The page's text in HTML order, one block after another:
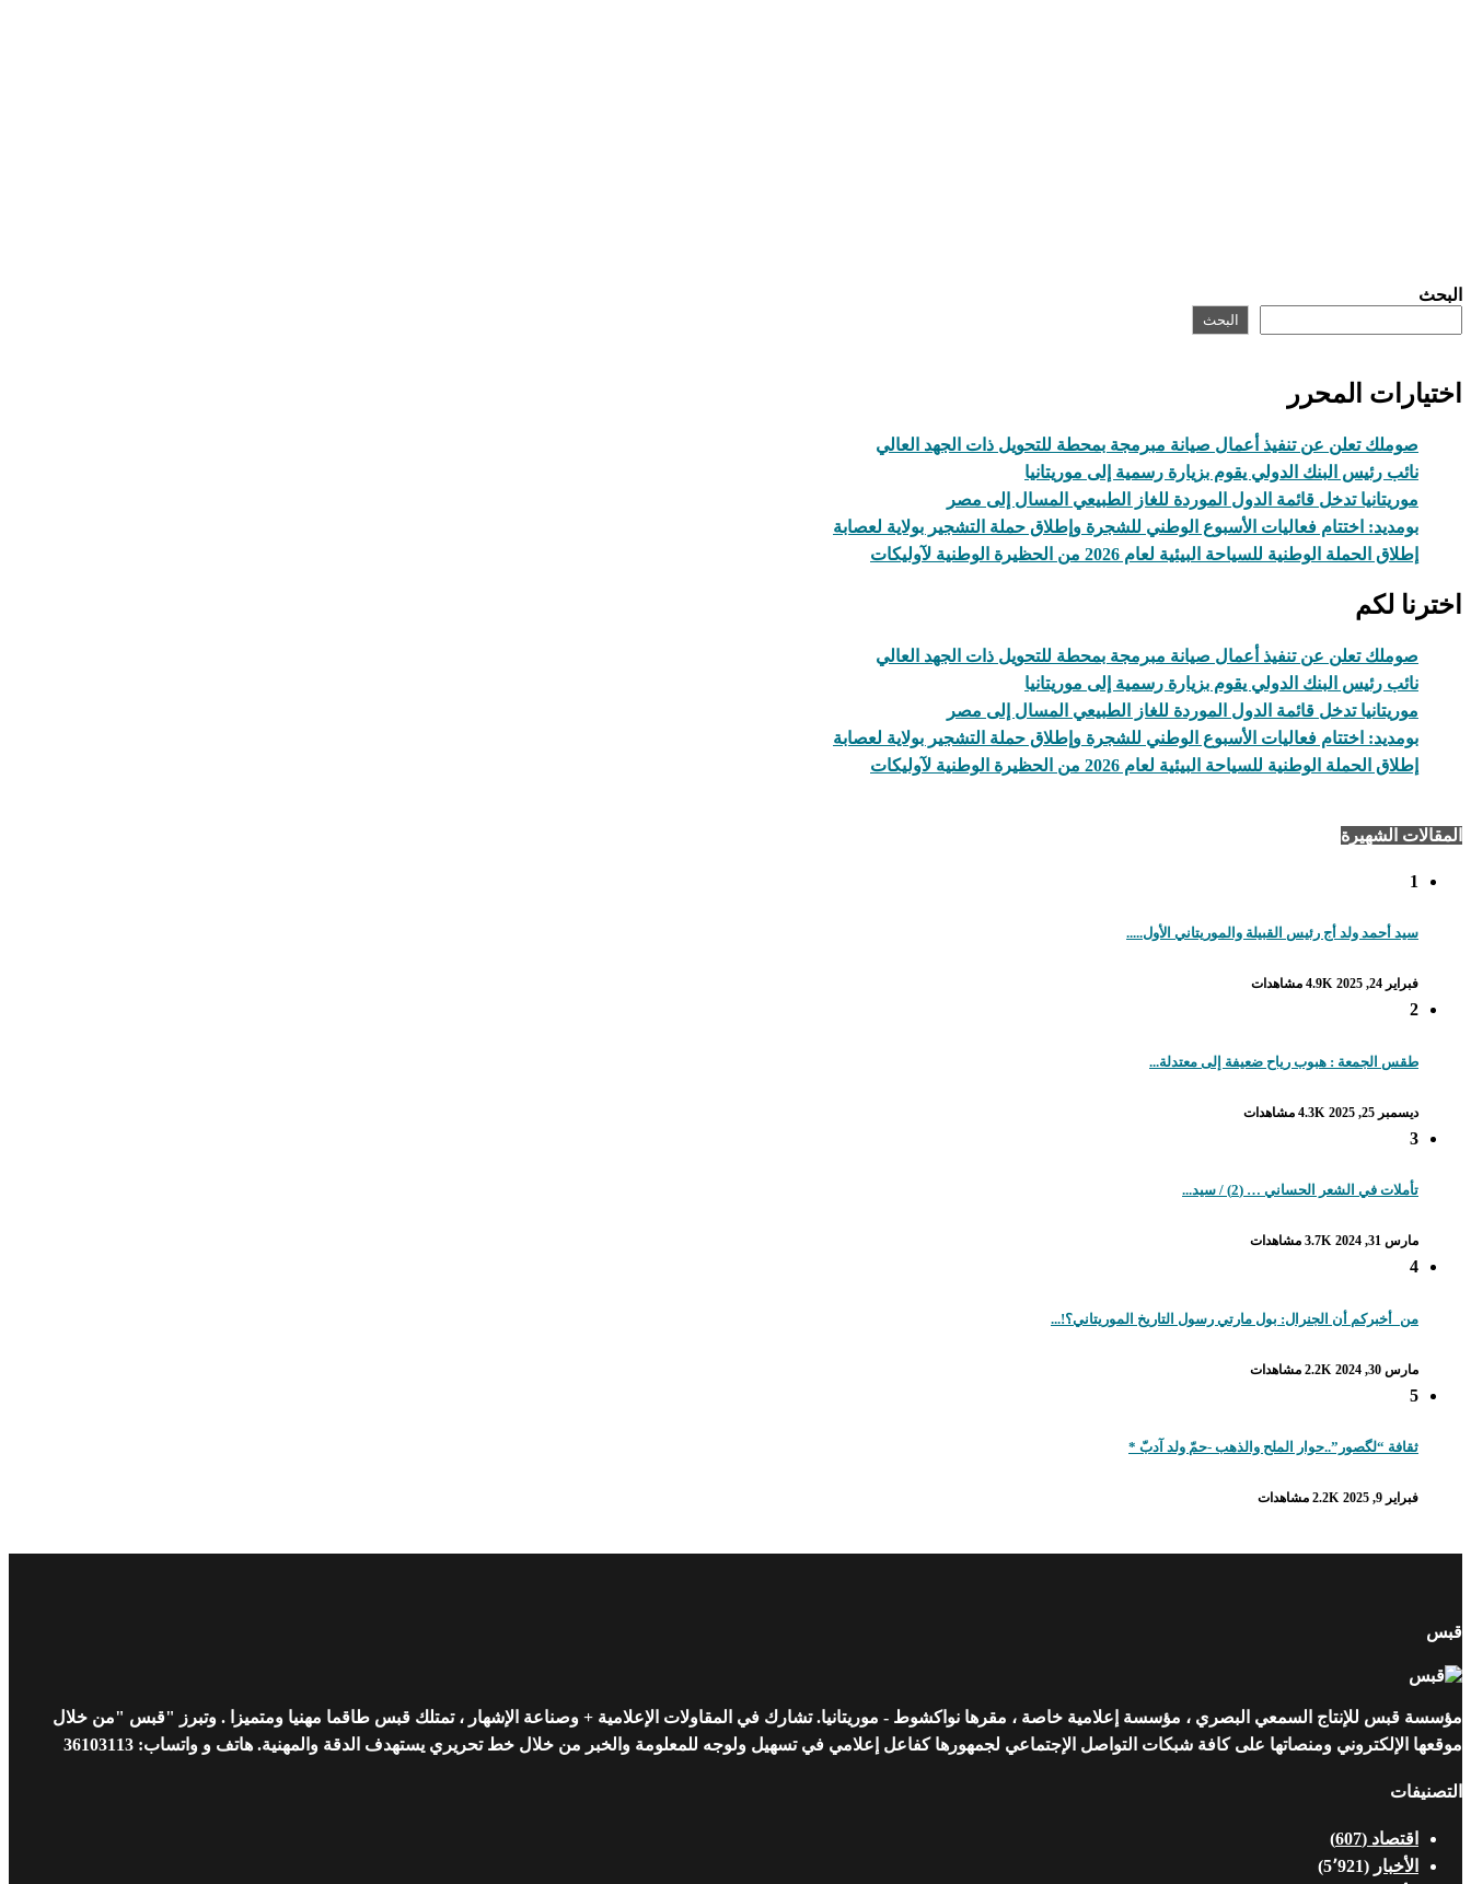
البحث
البحث
اختيارات المحرر
صوملك تعلن عن تنفيذ أعمال صيانة مبرمجة بمحطة للتحويل ذات الجهد العالي
نائب رئيس البنك الدولي يقوم بزيارة رسمية إلى موريتانيا
موريتانيا تدخل قائمة الدول الموردة للغاز الطبيعي المسال إلى مصر
بومديد: اختتام فعاليات الأسبوع الوطني للشجرة وإطلاق حملة التشجير بولاية لعصابة
إطلاق الحملة الوطنية للسياحة البيئية لعام 2026 من الحظيرة الوطنية لآوليكات
اخترنا لكم
صوملك تعلن عن تنفيذ أعمال صيانة مبرمجة بمحطة للتحويل ذات الجهد العالي
نائب رئيس البنك الدولي يقوم بزيارة رسمية إلى موريتانيا
موريتانيا تدخل قائمة الدول الموردة للغاز الطبيعي المسال إلى مصر
بومديد: اختتام فعاليات الأسبوع الوطني للشجرة وإطلاق حملة التشجير بولاية لعصابة
إطلاق الحملة الوطنية للسياحة البيئية لعام 2026 من الحظيرة الوطنية لآوليكات
المقالات الشهيرة
1
سيد أحمد ولد أج رئيس القبيلة والموريتاني الأول.....
فبراير 24, 2025 4.9K مشاهدات
2
طقس الجمعة : هبوب رياح ضعيفة إلى معتدلة...
ديسمبر 25, 2025 4.3K مشاهدات
3
تأملات في الشعر الحساني … (2) / سيد...
مارس 31, 2024 3.7K مشاهدات
4
من_أخبركم أن الجنرال: بول مارتي رسول التاريخ الموريتاني؟!...
مارس 30, 2024 2.2K مشاهدات
5
ثقافة “لگصور”..حوار الملح والذهب -حمّ ولد آدبّ *
فبراير 9, 2025 2.2K مشاهدات
قبس
مؤسسة قبس للإنتاج السمعي البصري ، مؤسسة إعلامية خاصة ، مقرها نواكشوط - موريتانيا. تشارك في المقاولات الإعلامية + وصناعة الإشهار ، تمتلك قبس طاقما مهنيا ومتميزا . وتبرز "قبس "من خلال
موقعها الإلكتروني ومنصاتها على كافة شبكات التواصل الإجتماعي لجمهورها كفاعل إعلامي في تسهيل ولوجه للمعلومة والخبر من خلال خط تحريري يستهدف الدقة والمهنية. هاتف و واتساب: 36103113
التصنيفات
اقتصاد (607)
الأخبار (5٬921)